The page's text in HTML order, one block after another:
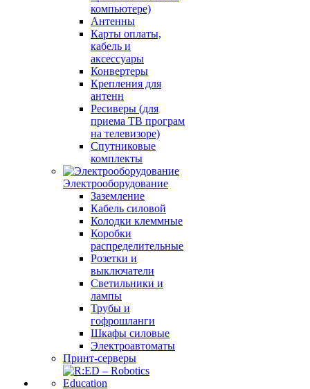
компьютере)
Антенны
Карты оплаты,
кабель и
аксессуары
Конвертеры
Крепления для
антенн
Ресиверы (для
приема ТВ програм
на телевизоре)
Спутниковые
комплекты
Электрооборудование
Заземление
Кабель силовой
Колодки клеммные
Коробки
распределительные
Розетки и
выключатели
Светильники и
лампы
Трубы и
гофрошланги
Шкафы силовые
Электроавтоматы
Принт-серверы